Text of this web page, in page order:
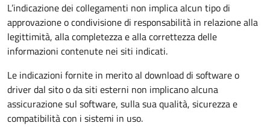
L’indicazione dei collegamenti non implica alcun tipo di
approvazione o condivisione di responsabilità in relazione alla
legittimità, alla completezza e alla correttezza delle
informazioni contenute nei siti indicati.
Le indicazioni fornite in merito al download di software o
driver dal sito o da siti esterni non implicano alcuna
assicurazione sul software, sulla sua qualità, sicurezza e
compatibilità con i sistemi in uso.